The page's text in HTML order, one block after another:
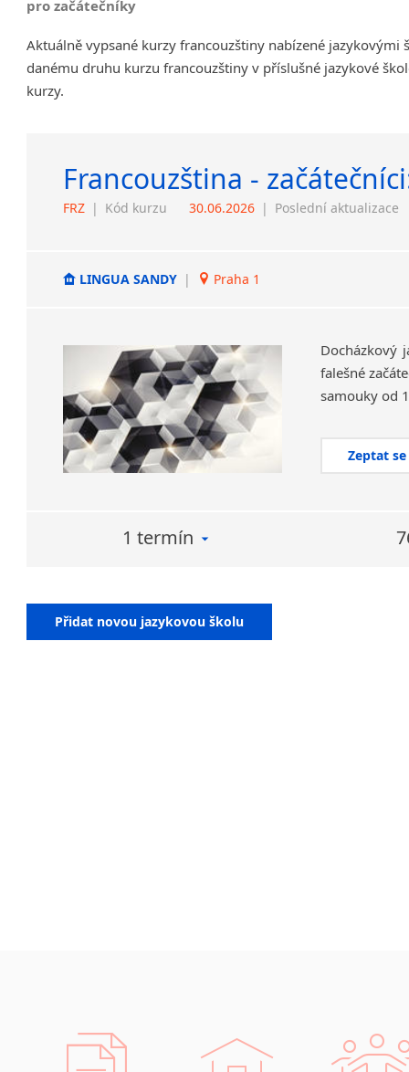
pro začátečníky
Aktuálně vypsané kurzy francouzštiny nabízené
danému druhu kurzu francouzštiny v příslušné jazykové
kurzy.
Francouzština -
FRZ | Kód kurzu 30.06.2026 | Poslední aktualizace
LINGUA SANDY | Praha 1
Docházkový
falešné
samouky od
Zeptat
1 termín
Přidat novou jazykovou školu